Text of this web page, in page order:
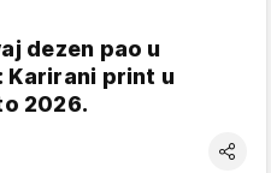
dezen pao u
Karirani print u
2026.